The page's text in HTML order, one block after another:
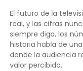
El futuro de la
real, y las cifras
siempre digo, los
historia habla de
donde la audiencia
valor percibido.